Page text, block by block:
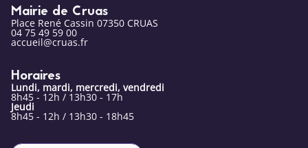
Mairie de Cruas
Place René Cassin 07350 CRUAS
04 75 49 59 00
accueil@cruas.fr
Horaires
Lundi, mardi, mercredi, vendredi
8h45 - 12h / 13h30 - 17h
Jeudi
8h45 - 12h / 13h30 - 18h45